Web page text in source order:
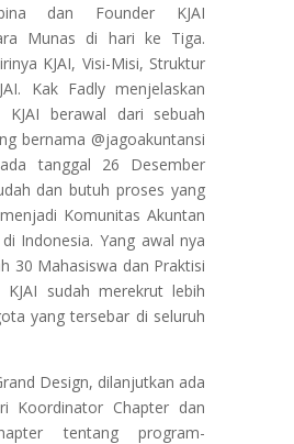
dan Founder KJAI
Munas di hari ke Tiga.
KJAI, Visi-Misi, Struktur
Kak Fadly menjelaskan
KJAI berawal dari sebuah
bernama @jagoakuntansi
tanggal 26 Desember
dan butuh proses yang
Komunitas Akuntan
Indonesia. Yang awal nya
30 Mahasiswa dan Praktisi
sudah merekrut lebih
yang tersebar di seluruh
Design, dilanjutkan ada
Koordinator Chapter dan
tentang program-